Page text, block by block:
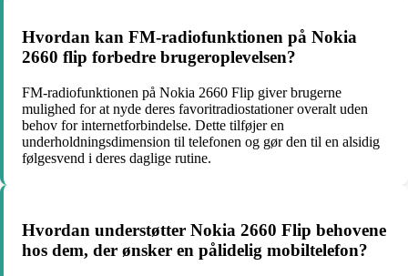
Hvordan kan FM-radiofunktionen på Nokia
2660 flip forbedre brugeroplevelsen?
FM-radiofunktionen på Nokia 2660 Flip giver brugerne
mulighed for at nyde deres favoritradiostationer overalt uden
behov for internetforbindelse. Dette tilføjer en
underholdningsdimension til telefonen og gør den til en alsidig
følgesvend i deres daglige rutine.
Hvordan understøtter Nokia 2660 Flip behovene
hos dem, der ønsker en pålidelig mobiltelefon?